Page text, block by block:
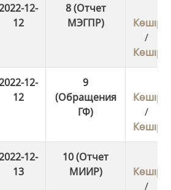
12-
12
8 (Отчет
МЭГПР)
Көшіру
/
Көшіру
12-
12
9
(Обращения
ГФ)
Көшіру
/
Көшіру
12-
13
10 (Отчет
МИИР)
Көшіру
/